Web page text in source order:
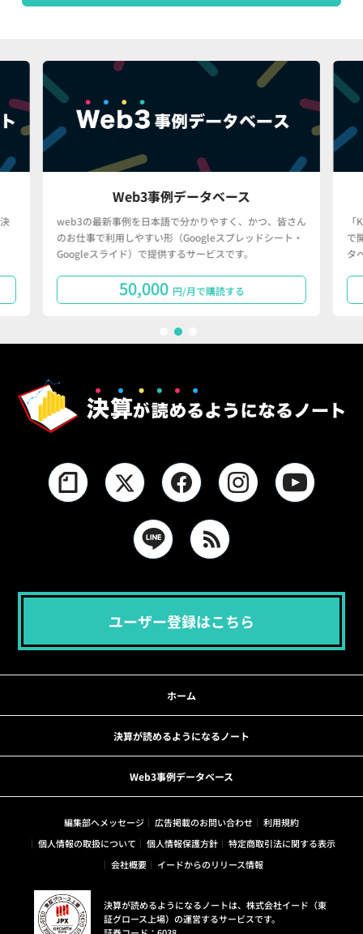
Web3事例データベース
web3の最新事例を日本語で分かりやすく、かつ、皆さん
のお仕事で利用しやすい形（Googleスプレッドシート・
Googleスライド）で提供するサービスです。
50,000 円/月で購読する
で
タ
ユーザー登録はこちら
ホーム
決算が読めるようになるノート
Web3事例データベース
編集部へメッセージ 広告掲載のお問い合わせ
利用規約
個人情報の取扱について
個人情報保護方針
特定商取引法に関する表示
会社概要
イードからのリリース情報
決算が読めるようになるノートは、株式会社イード（東
証グロース上場）の運営するサービスです。